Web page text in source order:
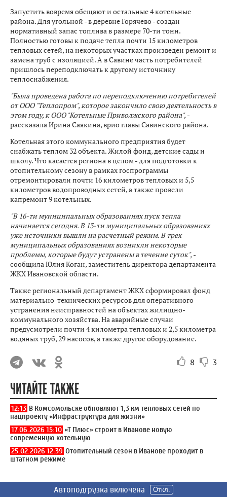
Запустить вовремя обещают и остальные 4 котельные
района. Для угольной - в деревне Горячево - создан
нормативный запас топлива в размере 70-ти тонн.
Полностью готовы к подаче тепла почти 15 километров
тепловых сетей, на некоторых участках произведен ремонт и
замена труб с изоляцией. А в Савине часть потребителей
пришлось переподключать к другому источнику
теплоснабжения.
"Была проведена работа по переподключению потребителей
от ООО "Теплопром", которое закончило свою деятельность в
этом году, к ООО "Котельные Приволжского района", -
рассказала Ирина Саякина, врио главы Савинского района.
Котельная этого коммунального предприятия будет
снабжать теплом 32 объекта. Жилой фонд, детские сады и
школу. Что касается региона в целом - для подготовки к
отопительному сезону в рамках госпрограммы
отремонтировали почти 16 километров тепловых и 5,5
километров водопроводных сетей, а также провели
капремонт 9 котельных.
"В 16-ти муниципальных образованиях пуск тепла
начинается сегодня. В 13-ти муниципальных образованиях
уже источники вышли на расчетный режим. В трех
муниципальных образованиях возникли некоторые
проблемы, которые будут устранены в течение суток", -
сообщила Юлия Коган, заместитель директора департамента
ЖКХ Ивановской области.
Также региональный департамент ЖКХ сформировал фонд
материально-технических ресурсов для оперативного
устранения неисправностей на объектах жилищно-
коммунального хозяйства. На аварийные случаи
предусмотрели почти 4 километра тепловых и 2,5 километра
водяных труб, 29 насосов, а также другое оборудование.
8 3
ЧИТАЙТЕ ТАКЖЕ
12:13 В Комсомольске обновляют 1,3 км тепловых сетей по
нацпроекту «Инфраструктура для жизни»
17.06.2026 15:10 «Т Плюс» строит в Иванове новую
современную котельную
25.02.2026 12:39 Отопительный сезон в Иванове проходит в
штатном режиме
8 октября 2024 09:59 Требования к качеству работ по
Автоподгрузка включена Откл.
Автоподгрузка включена Откл.
Автоподгрузка включена Откл.
Автоподгрузка включена Откл.
Автоподгрузка включена Откл.
Автоподгрузка включена Откл.
Автоподгрузка включена Откл.